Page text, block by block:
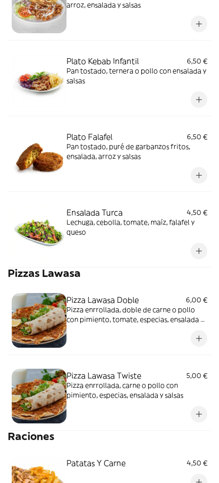
arroz, ensalada y salsas
Plato Kebab Infantil
6,50 €
Pan tostado, ternera o pollo con ensalada y
salsas
Plato Falafel
6,50 €
Pan tostado, puré de garbanzos fritos,
ensalada, arroz y salsas
Ensalada Turca
4,50 €
Lechuga, cebolla, tomate, maíz, falafel y
queso
Pizzas Lawasa
Pizza Lawasa Doble
6,00 €
Pizza enrrollada, doble de carne o pollo
con pimiento, tomate, especias, ensalada y
Pizza Lawasa Twiste
5,00 €
Pizza enrrollada, carne o pollo con
pimiento, especias, ensalada y salsas
Raciones
Patatas Y Carne 4,50 €